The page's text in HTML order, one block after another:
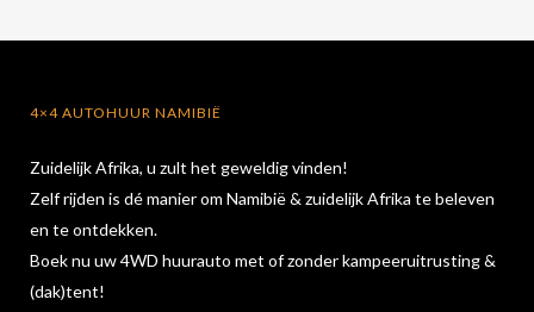
4×4 AUTOHUUR NAMIBIË
Zuidelijk Afrika, u zult het geweldig vinden!
Zelf rijden is dé manier om Namibië & zuidelijk Afrika te beleven
en te ontdekken.
Boek nu uw 4WD huurauto met of zonder kampeeruitrusting &
(dak)tent!